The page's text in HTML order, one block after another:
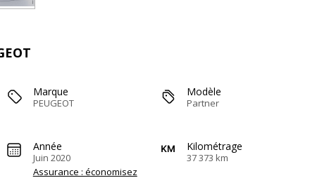
Marque
PEUGEOT
Modèle
Partner
Année
Juin 2020
Assurance : économisez
Kilométrage
37 373 km